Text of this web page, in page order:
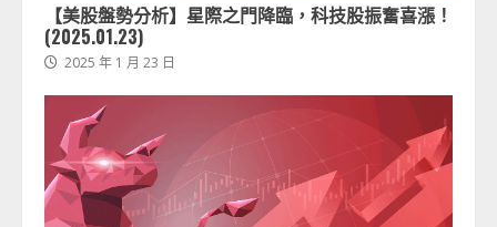
【美股盤勢分析】星際之門降臨，科技股振奮喜漲！
(2025.01.23)
2025 年 1 月 23 日